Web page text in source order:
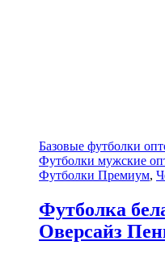
Базовые футболки
Футболки мужские
Футболки Премиум,
Футболка
Оверсайз